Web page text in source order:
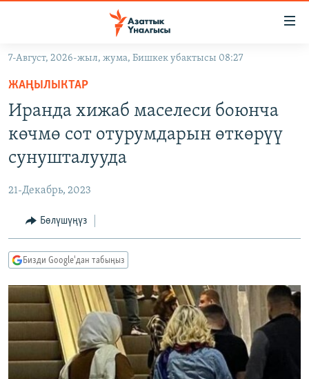
Навигацияга
өтүңүз
Издөөгө
салыңызКЫРГЫЗСТАН
МАДАНИЯТ
ДҮЙНӨ
ТВ ПРОГРАММАЛАР
БҮГҮН АЗАТТЫКТА
ДАНИСТЕ
ЭЖЕ-СИҢДИЛЕР
АЗАТТЫК+
ЫҢГАЙСЫЗ СУРООЛОР
ПОДКАСТ
Русский
ОНЛАЙН ШЕРИНЕ
7-Август, 2026-жыл, жума, Бишкек убактысы 08:27
ЖАҢЫЛЫКТАР
Иранда хижаб маселеси боюнча
көчмө сот отурумдарын өткөрүү
сунушталууда
21-Декабрь, 2023
Бөлүшүңүз
Бизди Google'дан табыңыз